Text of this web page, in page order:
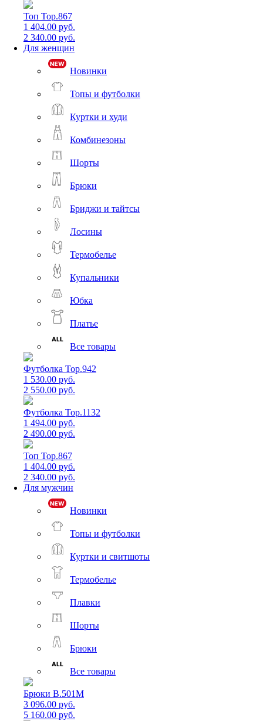
Топ Top.867
1 404.00 руб.
2 340.00 руб.
Для женщин
Новинки
Топы и футболки
Куртки и худи
Комбинезоны
Шорты
Брюки
Бриджи и тайтсы
Лосины
Термобелье
Купальники
Юбка
Платье
Все товары
Футболка Top.942
1 530.00 руб.
2 550.00 руб.
Футболка Top.1132
1 494.00 руб.
2 490.00 руб.
Топ Top.867
1 404.00 руб.
2 340.00 руб.
Для мужчин
Новинки
Топы и футболки
Куртки и свитшоты
Термобелье
Плавки
Шорты
Брюки
Все товары
Брюки B.501M
3 096.00 руб.
5 160.00 руб.